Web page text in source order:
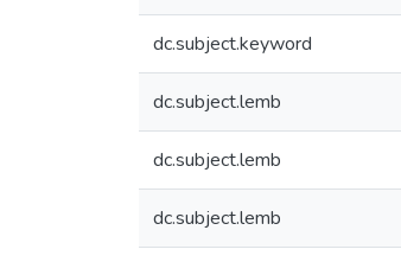
dc.subject.keyword
dc.subject.lemb
dc.subject.lemb
dc.subject.lemb